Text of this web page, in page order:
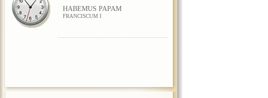
HABEMUS PAPAM
FRANCISCUM I